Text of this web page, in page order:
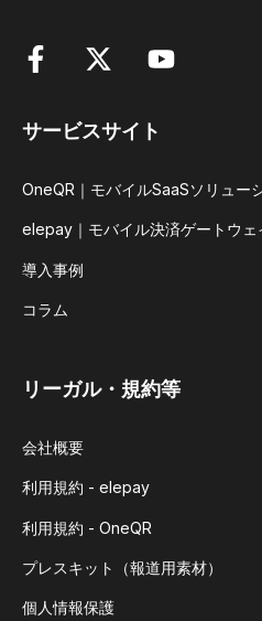
サービスサイト
OneQR｜モバイルSaaSソリュー
elepay｜モバイル決済ゲートウェ
導入事例
コラム
リーガル・規約等
会社概要
利用規約 - elepay
利用規約 - OneQR
プレスキット（報道用素材）
個人情報保護